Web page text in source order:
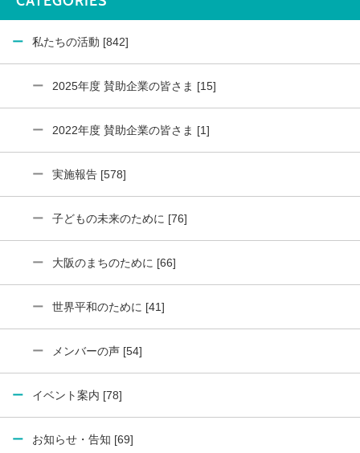
私たちの活動 [842]
2025年度 賛助企業の皆さま [15]
2022年度 賛助企業の皆さま [1]
実施報告 [578]
子どもの未来のために [76]
大阪のまちのために [66]
世界平和のために [41]
メンバーの声 [54]
イベント案内 [78]
お知らせ・告知 [69]